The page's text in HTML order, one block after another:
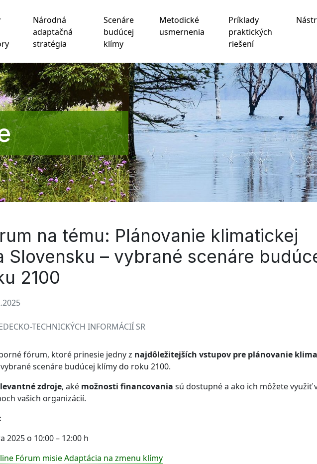
na meranie vášho záujmu o naše produkty a služby a na prispôsobenie
.
Národná
adaptačná
stratégia
Scenáre
budúcej
klímy
Metodické
usmernenia
Príklady
praktických
riešení
na tému: Plánovanie klimatickej
Slovensku – vybrané scenáre
2100
TECHNICKÝCH INFORMÁCIÍ SR
fórum, ktoré prinesie jedny z najdôležitejších vstupov pre plánovanie
scenáre budúcej klímy do roku 2100.
zdroje, aké možnosti financovania sú dostupné a ako ich môžete využiť
vašich organizácií.
2025 o 10:00 – 12:00 h
Fórum misie Adaptácia na zmenu klímy